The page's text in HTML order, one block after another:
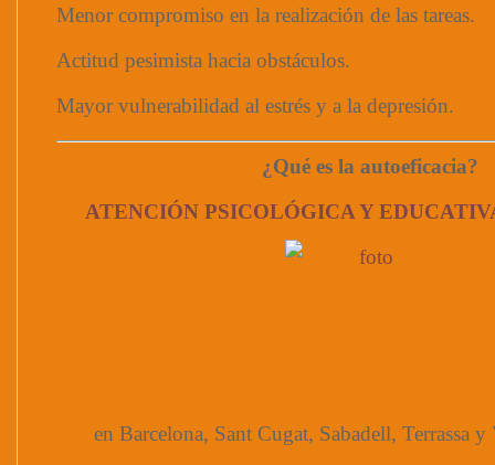
Menor compromiso en la realización de las tareas.
Actitud pesimista hacia obstáculos.
Mayor vulnerabilidad al estrés y a la depresión.
¿Qué es la autoeficacia?
ATENCIÓN PSICOLÓGICA Y
en Barcelona, Sant Cugat, Sabadell, Terrassa y